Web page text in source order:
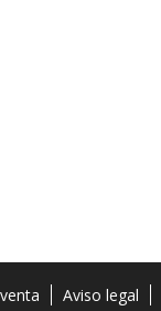
Aviso legal